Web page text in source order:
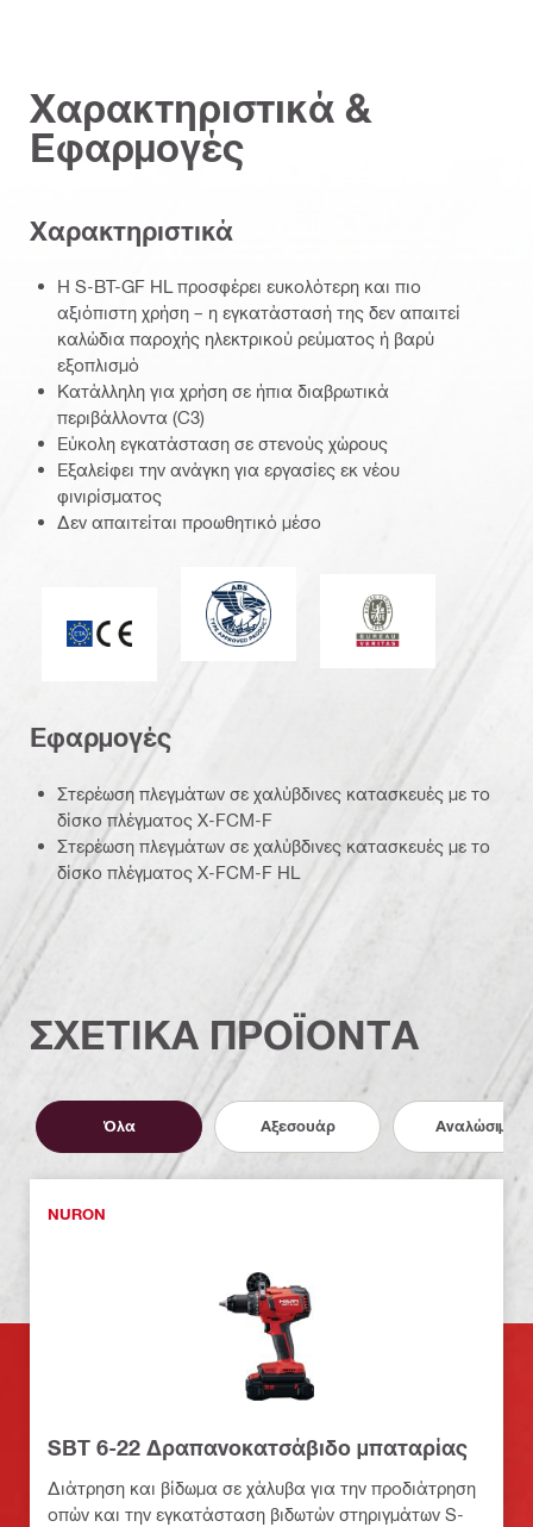
Χαρακτηριστικά &
Εφαρμογές
Χαρακτηριστικά
Η S-BT-GF HL προσφέρει ευκολότερη και πιο
αξιόπιστη χρήση – η εγκατάστασή της δεν απαιτεί
καλώδια παροχής ηλεκτρικού ρεύματος ή βαρύ
εξοπλισμό
Κατάλληλη για χρήση σε ήπια διαβρωτικά
περιβάλλοντα (C3)
Εύκολη εγκατάσταση σε στενούς χώρους
Εξαλείφει την ανάγκη για εργασίες εκ νέου
φινιρίσματος
Δεν απαιτείται προωθητικό μέσο
American Bureau of Shipping
Bureau Veritas
Εφαρμογές
Στερέωση πλεγμάτων σε χαλύβδινες κατασκευές με το
δίσκο πλέγματος X-FCM-F
Στερέωση πλεγμάτων σε χαλύβδινες κατασκευές με το
δίσκο πλέγματος X-FCM-F HL
ΣΧΕΤΙΚΑ ΠΡΟΪΟΝΤΑ
Όλα Αξεσουάρ Αναλώσιμα
NURON
SBT 6-22 Δραπανοκατσάβιδο μπαταρίας
Διάτρηση και βίδωμα σε χάλυβα για την προδιάτρηση
οπών και την εγκατάσταση βιδωτών στηριγμάτων S-